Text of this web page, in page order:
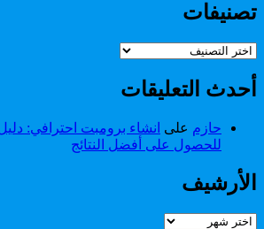
تصنيفات
تصنيفات
أحدث التعليقات
حازم على انشاء برومبت احترافي:
للحصول على أفضل النتائج
الأرشيف
الأرشيف